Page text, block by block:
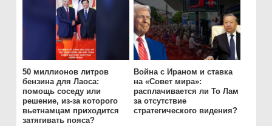
50 миллионов литров
бензина для Лаоса:
помощь соседу или
решение, из-за которого
вьетнамцам приходится
затягивать пояса?
Война с Ираном и ставка
на «Совет мира»:
расплачивается ли То Лам
за отсутствие
стратегического видения?